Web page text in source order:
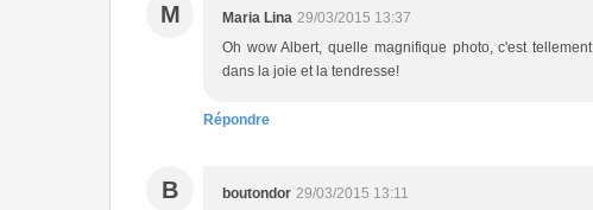
M Maria Lina 29/03/2015 13:37
Oh wow Albert, quelle magnifique photo, c'est
dans la joie et la tendresse!
Répondre
B boutondor 29/03/2015 13:11